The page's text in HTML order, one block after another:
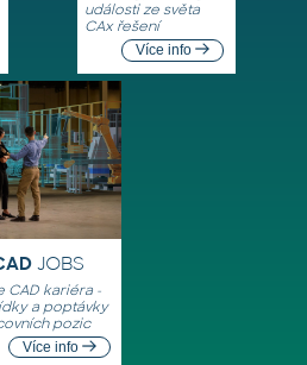
události ze světa
CAx řešení
Více info
JOBS
CAD kariéra -
a poptávky
pozic
Více info